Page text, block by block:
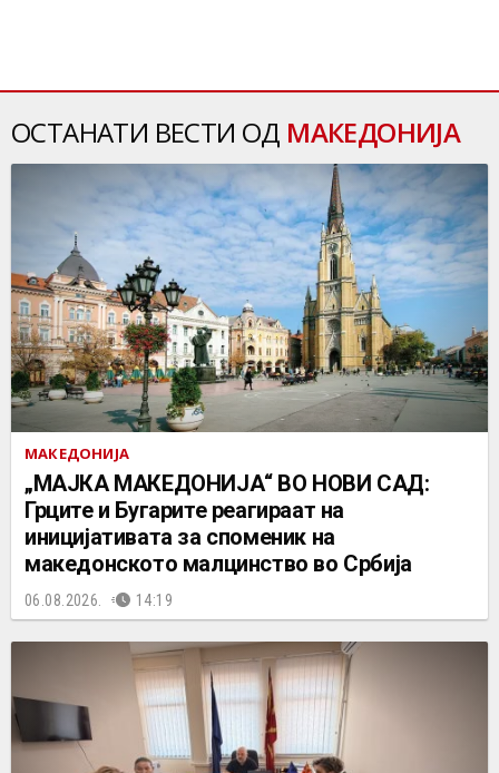
ОСТАНАТИ ВЕСТИ ОД МАКЕДОНИЈА
МАКЕДОНИЈА
„МАЈКА МАКЕДОНИЈА“ ВО НОВИ САД:
Грците и Бугарите реагираат на
иницијативата за споменик на
македонското малцинство во Србија
06.08.2026. 14:19